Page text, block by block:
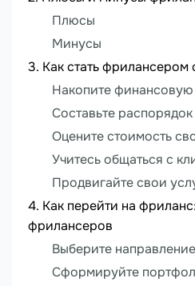
Плюсы
Минусы
Как стать фрилансером
Накопите
Составьте распорядок
Оцените стоимость
Учитесь общаться с
Продвигайте свои
Как перейти на
фрилансеров
Выберите направление
Сформируйте